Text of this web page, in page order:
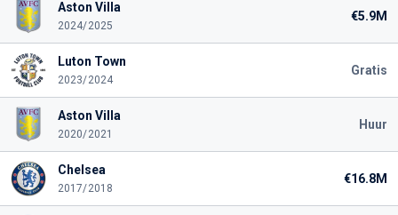
Aston Villa
2024/2025
€5.9M
Luton Town
2023/2024
Gratis
Aston Villa
2020/2021
Huur
Chelsea
2017/2018
€16.8M